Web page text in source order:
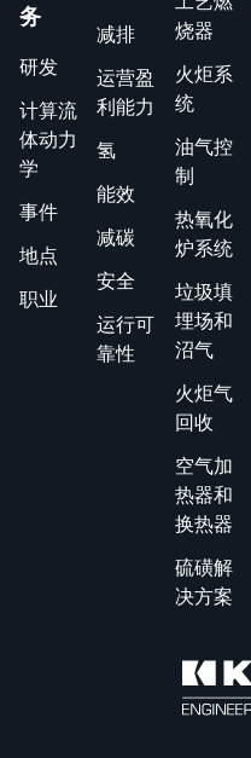
热和设备损
坏等问题至
关重要。在
这篇博文
探讨热通量
相关性的重
要性，以及
它们如何应
用于各种乙
烯炉配置。
务
研发
计算流
体动力
学
事件
地点
职业
减排
运营盈
利能力
氢
能效
减碳
安全
运行可
靠性
烧器
火炬系
统
油气控
制
热氧化
炉系统
垃圾填
埋场和
沼气
火炬气
回收
空气加
热器和
换热器
硫磺解
决方案